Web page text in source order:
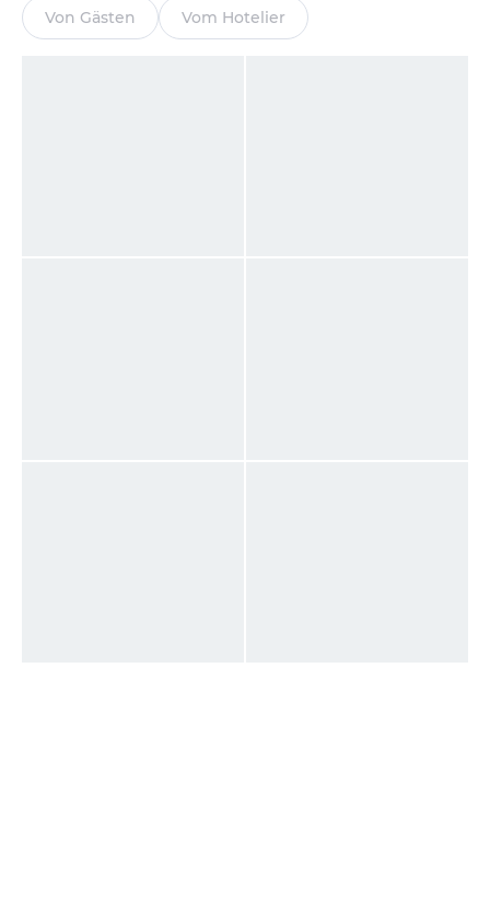
Von Gästen Vom Hotelier